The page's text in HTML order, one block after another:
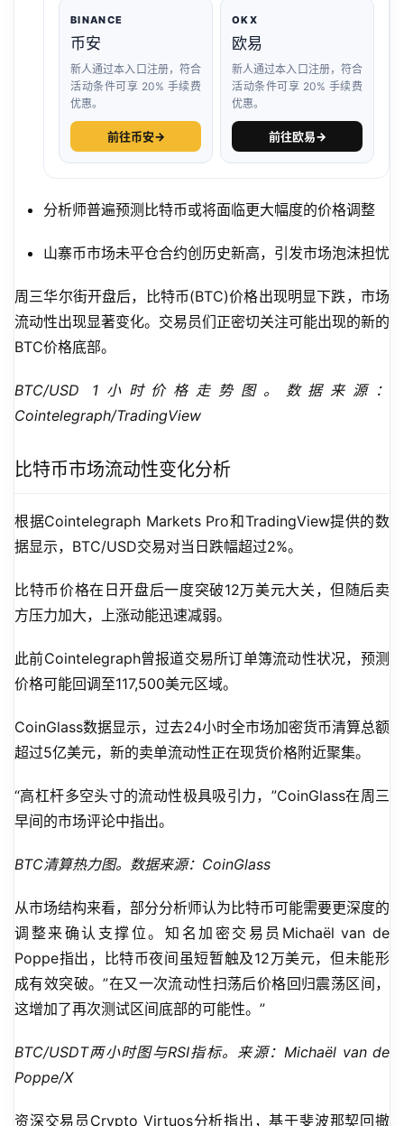
BINANCE
币安
新人通过本入口注册，符合
活动条件可享 20% 手续费
优惠。
前往币安→
OKX
欧易
新人通过本入口注册，符合
活动条件可享 20% 手续费
优惠。
前往欧易→
分析师普遍预测比特币或将面临更大幅度的价格调整
山寨币市场未平仓合约创历史新高，引发市场泡沫担忧
周三华尔街开盘后，比特币(BTC)价格出现明显下跌，市场
流动性出现显著变化。交易员们正密切关注可能出现的新的
BTC价格底部。
BTC/USD 1小时价格走势图。数据来源：
Cointelegraph/TradingView
比特币市场流动性变化分析
根据Cointelegraph Markets Pro和TradingView提供的数
据显示，BTC/USD交易对当日跌幅超过2%。
比特币价格在日开盘后一度突破12万美元大关，但随后卖
方压力加大，上涨动能迅速减弱。
此前Cointelegraph曾报道交易所订单簿流动性状况，预测
价格可能回调至117,500美元区域。
CoinGlass数据显示，过去24小时全市场加密货币清算总额
超过5亿美元，新的卖单流动性正在现货价格附近聚集。
“高杠杆多空头寸的流动性极具吸引力，”CoinGlass在周三
早间的市场评论中指出。
BTC清算热力图。数据来源：CoinGlass
从市场结构来看，部分分析师认为比特币可能需要更深度的
调整来确认支撑位。知名加密交易员Michaël van de
Poppe指出，比特币夜间虽短暂触及12万美元，但未能形
成有效突破。”在又一次流动性扫荡后价格回归震荡区间，
这增加了再次测试区间底部的可能性。”
BTC/USDT两小时图与RSI指标。来源：Michaël van de
Poppe/X
资深交易员Crypto Virtuos分析指出，基于斐波那契回撤